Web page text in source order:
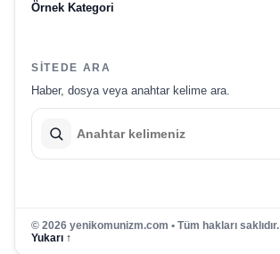
Örnek Kategori
SITEDE ARA
Haber, dosya veya anahtar kelime ara.
© 2026 yenikomunizm.com • Tüm hakları saklıdır.
Yukarı ↑